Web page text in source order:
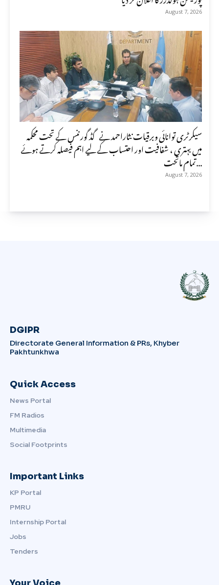
August 7, 2026
سیکرٹری توانائی وبرقیات نثاراحمد نے گڈ گورننس کے تحت محکمہ
میں بہتری ، شفافیت اور احتساب کے لیے اہم فیصلہ کرتے ہوئے
تمام ماتحت...
August 7, 2026
DGIPR
Directorate General Information & PRs, Khyber
Pakhtunkhwa
Quick Access
News Portal
FM Radios
Multimedia
Social Footprints
Important Links
KP Portal
PMRU
Internship Portal
Jobs
Tenders